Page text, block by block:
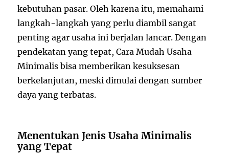
kebutuhan pasar. Oleh karena itu, memahami
langkah-langkah yang perlu diambil sangat
penting agar usaha ini berjalan lancar. Dengan
pendekatan yang tepat, Cara Mudah Usaha
Minimalis bisa memberikan kesuksesan
berkelanjutan, meski dimulai dengan sumber
daya yang terbatas.
Menentukan Jenis Usaha Minimalis
yang Tepat